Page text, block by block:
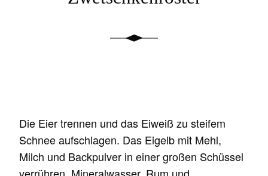
Die Eier trennen und das Eiweiß zu steifem
Schnee aufschlagen. Das Eigelb mit Mehl,
Milch und Backpulver in einer großen Schüssel